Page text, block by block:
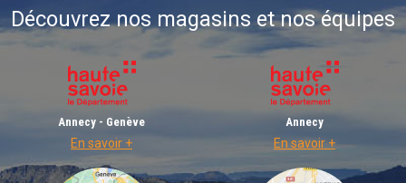
Découvrez nos magasins et nos équipes
Annecy - Genève
En savoir +
Annecy
En savoir +